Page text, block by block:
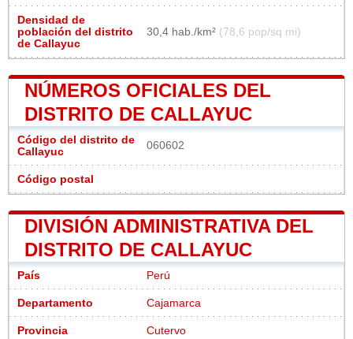
Densidad de
población del distrito
de Callayuc
30,4 hab./km² (78,6 pop/sq mi)
NÚMEROS OFICIALES DEL
DISTRITO DE CALLAYUC
Código del distrito de
Callayuc
060602
Código postal
DIVISIÓN ADMINISTRATIVA DEL
DISTRITO DE CALLAYUC
País Perú
Departamento Cajamarca
Provincia Cutervo